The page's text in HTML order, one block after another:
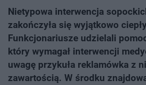
Nietypowa interwencja
zakończyła się wyjątkowo
Funkcjonariusze udzielali
który wymagał interwencji
uwagę przykuła reklamówka z
zawartością. W środku